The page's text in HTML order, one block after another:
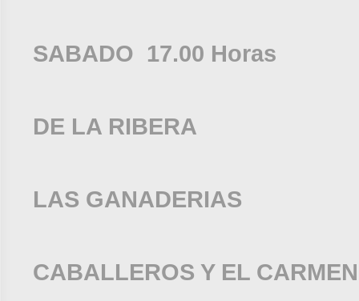
SABADO 17.00 Horas
DE LA RIBERA
LAS GANADERIAS
CABALLEROS Y EL CARMEN